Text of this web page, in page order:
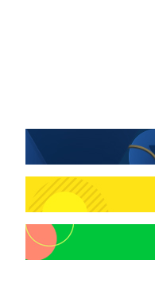
경찰, '홍명
[속보]합참 "
-4213초 전 >
[속보]7~9일
-3875초 전 >"韓 외환시장
-3702초 전 > '월드컵 탈
-3542초 전 >서울 낮 37.9
-3104초 전 >
[속보]종합
13분 전 >
[속보]코스닥,